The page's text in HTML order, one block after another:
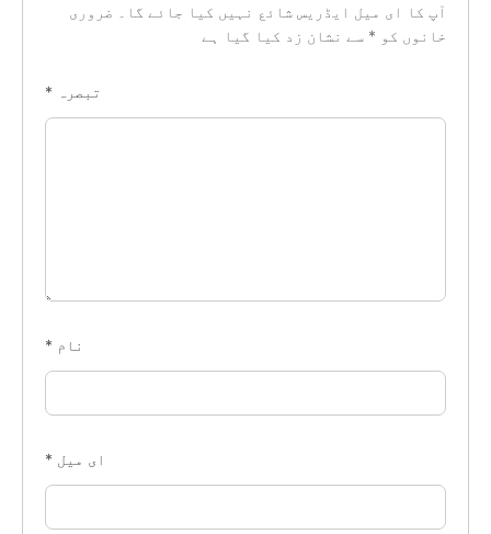
آپ کا ای میل ایڈریس شائع نہیں کیا جائے گا۔
ضروری
خانوں کو * سے نشان زد کیا گیا ہے
تبصرہ *
نام *
ای میل *